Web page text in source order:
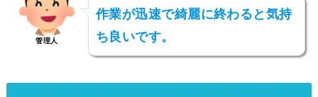
管理人
作業が迅速で綺麗に終わると気持
ち良いです。